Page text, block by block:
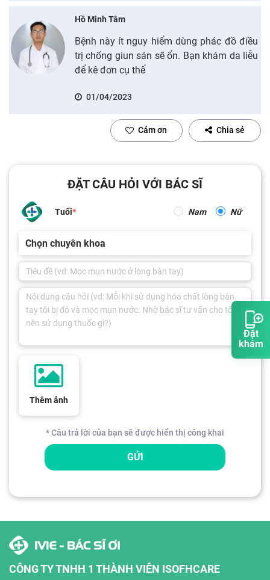
Đặt
khám
Hồ Minh Tâm
Bệnh này ít nguy hiểm dùng phác đồ điều
trị chống giun sán sẽ ổn. Bạn khám da liễu
để kê đơn cụ thể
01/04/2023
Cảm ơn Chia sẻ
ĐẶT CÂU HỎI VỚI BÁC SĨ
Tuổi Nam Nữ
Chọn chuyên khoa
Thêm ảnh
* Câu trả lời của bạn sẽ được hiển thị công khai
GỬI
CÔNG TY TNHH 1 THÀNH VIÊN ISOFHCARE